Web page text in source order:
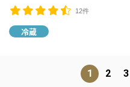
12件
冷蔵
1 2 3